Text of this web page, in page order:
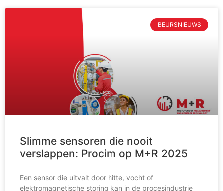
BEURSNIEUWS
Slimme sensoren die nooit
verslappen: Procim op M+R 2025
Een sensor die uitvalt door hitte, vocht of
elektromagnetische storing kan in de procesindustrie